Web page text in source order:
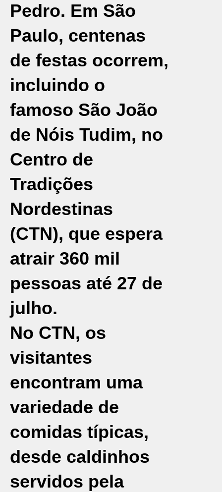
Pedro. Em São
Paulo, centenas
de festas ocorrem,
incluindo o
famoso São João
de Nóis Tudim, no
Centro de
Tradições
Nordestinas
(CTN), que espera
atrair 360 mil
pessoas até 27 de
julho.
No CTN, os
visitantes
encontram uma
variedade de
comidas típicas,
desde caldinhos
servidos pela